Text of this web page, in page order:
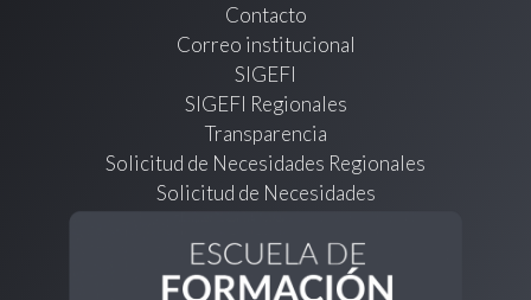
Contacto
Correo institucional
SIGEFI
SIGEFI Regionales
Transparencia
Solicitud de Necesidades Regionales
Solicitud de Necesidades